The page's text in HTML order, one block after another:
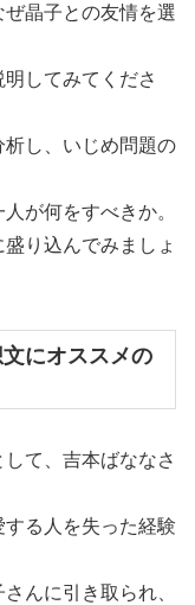
晶子との友情を選
してみてくださ
析し、いじめ問題の
が何をすべきか。
り込んでみましょ
にオススメの
て、吉本ばななさ
る人を失った経験
んに引き取られ、